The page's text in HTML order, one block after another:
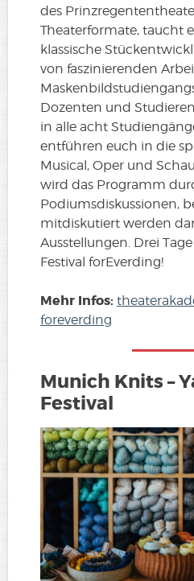
des
Theaterformate, taucht
klassische
von faszinierenden
Dozenten und
in alle acht
entführen euch in die
Musical, Oper und
wird das Programm
Podiumsdiskussionen,
mitdiskutiert werden
Ausstellungen. Drei
Festival forEverding!
Mehr Infos:
foreverding
Munich Knits –
Festival